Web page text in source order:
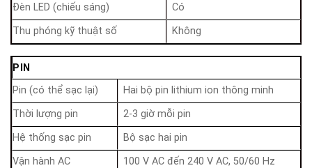
Đèn LED (chiếu sáng)
Có
Thu phóng kỹ thuật số
Không
PIN
Pin (có thể sạc lại)
Hai bộ pin lithium ion thông minh
Thời lượng pin
2-3 giờ mỗi pin
Hệ thống sạc pin
Bộ sạc hai pin
Vận hành AC
100 V AC đến 240 V AC, 50/60 Hz